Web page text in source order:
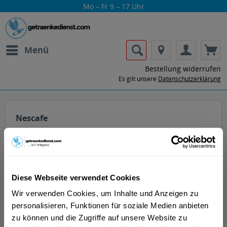
Diese Webseite verwendet Cookies
Wir verwenden Cookies, um Inhalte und Anzeigen zu
personalisieren, Funktionen für soziale Medien anbieten
zu können und die Zugriffe auf unsere Website zu
Mo – Fr 9 – 17 Uhr
Menü
Bestellung widerrufen
Es gilt unsere Datenschutzerklärung
Nescafe
Lass dir die Getränke von Nescafe nach
Hause oder ins Büro liefern.